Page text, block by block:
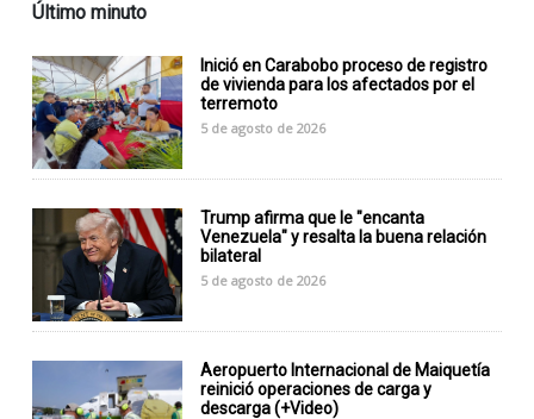
Último minuto
Inició en Carabobo proceso de registro
de vivienda para los afectados por el
terremoto
5 de agosto de 2026
Trump afirma que le "encanta
Venezuela" y resalta la buena relación
bilateral
5 de agosto de 2026
Aeropuerto Internacional de Maiquetía
reinició operaciones de carga y
descarga (+Video)